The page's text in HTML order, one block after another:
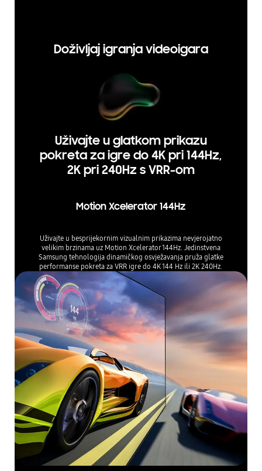
Doživljaj igranja videoigara
Uživajte u glatkom prikazu
pokreta za igre do 4K pri 144Hz,
2K pri 240Hz s VRR-om
Motion Xcelerator 144Hz
Uživajte u besprijekornim vizualnim prikazima nevjerojatno
velikim brzinama uz Motion Xcelerator 144Hz. Jedinstvena
Samsung tehnologija dinamičkog osvježavanja pruža glatke
performanse pokreta za VRR igre do 4K 144 Hz ili 2K 240Hz.